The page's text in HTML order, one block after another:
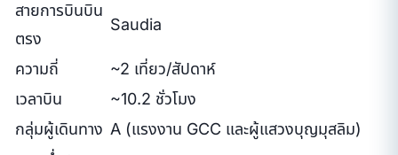
สายการบินบิน
ตรง
Saudia
ความถี่
~2 เที่ยว/สัปดาห์
เวลาบิน
~10.2 ชั่วโมง
กลุ่มผู้เดินทาง A (แรงงาน GCC และผู้แสวงบุญมุสลิม)